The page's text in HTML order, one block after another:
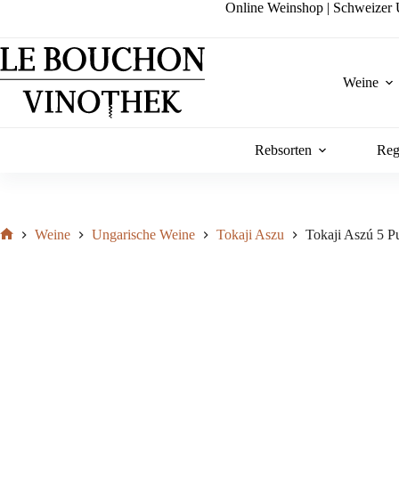
Online Weinshop | Schweizer
Weine
Rebsorten
Weine Ungarische Weine Tokaji Aszu Tokaji Aszú 5